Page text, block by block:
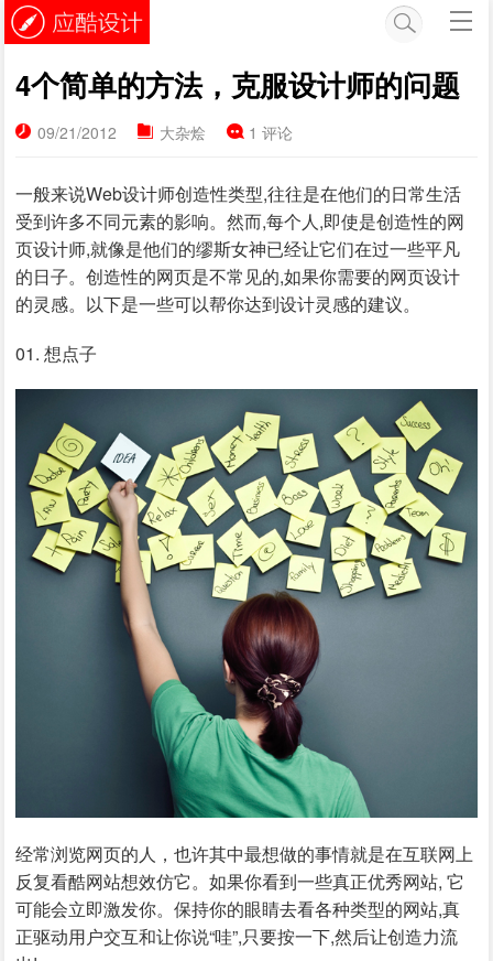
4个简单的方法，克服设计师的问题
09/21/2012 大杂烩 1 评论
一般来说Web设计师创造性类型,往往是在他们的日常生活
受到许多不同元素的影响。然而,每个人,即使是创造性的网
页设计师,就像是他们的缪斯女神已经让它们在过一些平凡
的日子。创造性的网页是不常见的,如果你需要的网页设计
的灵感。以下是一些可以帮你达到设计灵感的建议。
01. 想点子
经常浏览网页的人，也许其中最想做的事情就是在互联网上
反复看酷网站想效仿它。如果你看到一些真正优秀网站, 它
可能会立即激发你。保持你的眼睛去看各种类型的网站,真
正驱动用户交互和让你说“哇”,只要按一下,然后让创造力流